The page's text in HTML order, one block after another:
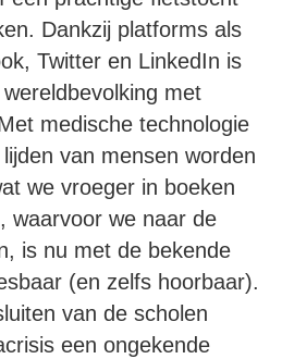
Dankzij platforms als
Twitter en LinkedIn is
met
medische technologie
van mensen worden
we vroeger in boeken
waarvoor we naar de
is nu met de bekende
(en zelfs hoorbaar).
van de scholen
een ongekende